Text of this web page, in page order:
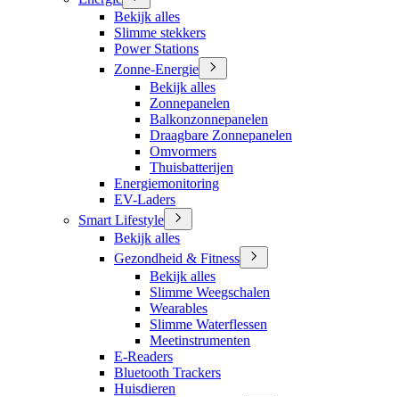
Bekijk alles
Slimme stekkers
Power Stations
Zonne-Energie
Bekijk alles
Zonnepanelen
Balkonzonnepanelen
Draagbare Zonnepanelen
Omvormers
Thuisbatterijen
Energiemonitoring
EV-Laders
Smart Lifestyle
Bekijk alles
Gezondheid & Fitness
Bekijk alles
Slimme Weegschalen
Wearables
Slimme Waterflessen
Meetinstrumenten
E-Readers
Bluetooth Trackers
Huisdieren